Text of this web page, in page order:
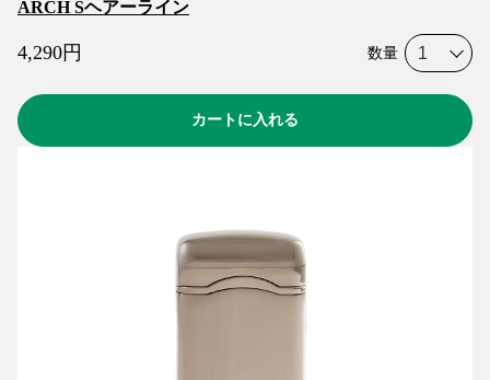
ARCH Sヘアーライン
4,290円 数量
カートに入れる